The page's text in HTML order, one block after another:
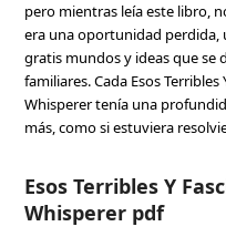
pero mientras leía este libro,
era una oportunidad perdida,
gratis mundos y ideas que se
familiares. Cada Esos
Whisperer tenía una
más, como si estuviera
Esos Terribles Y
Whisperer pdf